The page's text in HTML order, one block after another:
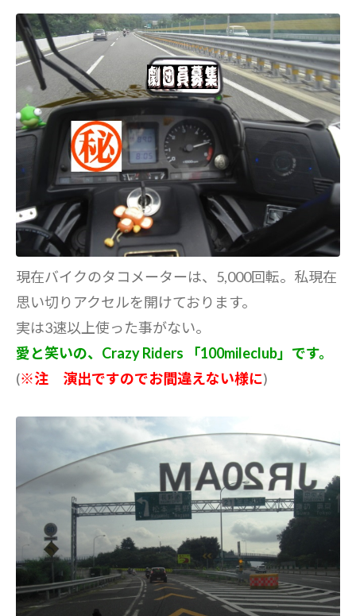
現在バイクのタコメーターは、5,000回転。私現在
思い切りアクセルを開けております。
実は3速以上使った事がない。
愛と笑いの、Crazy Riders 「100mileclub」です。
(※注 演出ですのでお間違えない様に)